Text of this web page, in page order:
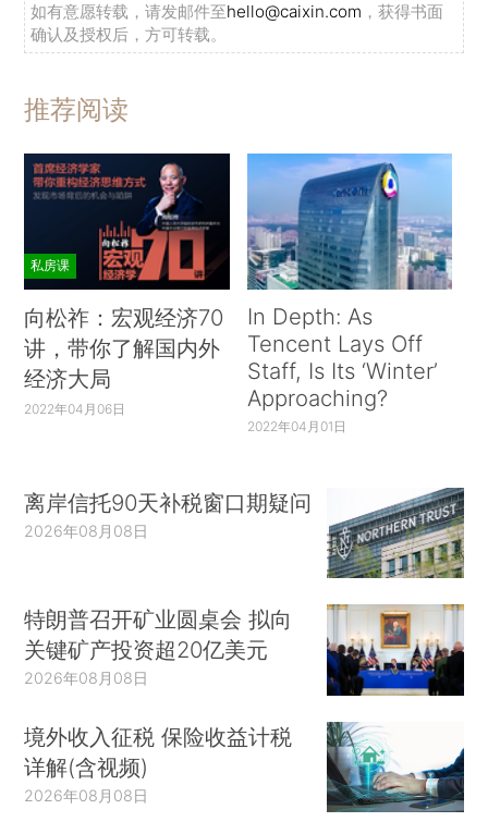
如有意愿转载，请发邮件至hello@caixin.com ，获得书面
确认及授权后，方可转载。
推荐阅读
私房课
向松祚：宏观经济70
讲，带你了解国内外
经济大局
2022年04月06日
In Depth: As
Tencent Lays Off
Staff, Is Its ‘Winter’
Approaching?
2022年04月01日
离岸信托90天补税窗口期疑问
2026年08月08日
特朗普召开矿业圆桌会 拟向
关键矿产投资超20亿美元
2026年08月08日
境外收入征税 保险收益计税
详解(含视频)
2026年08月08日